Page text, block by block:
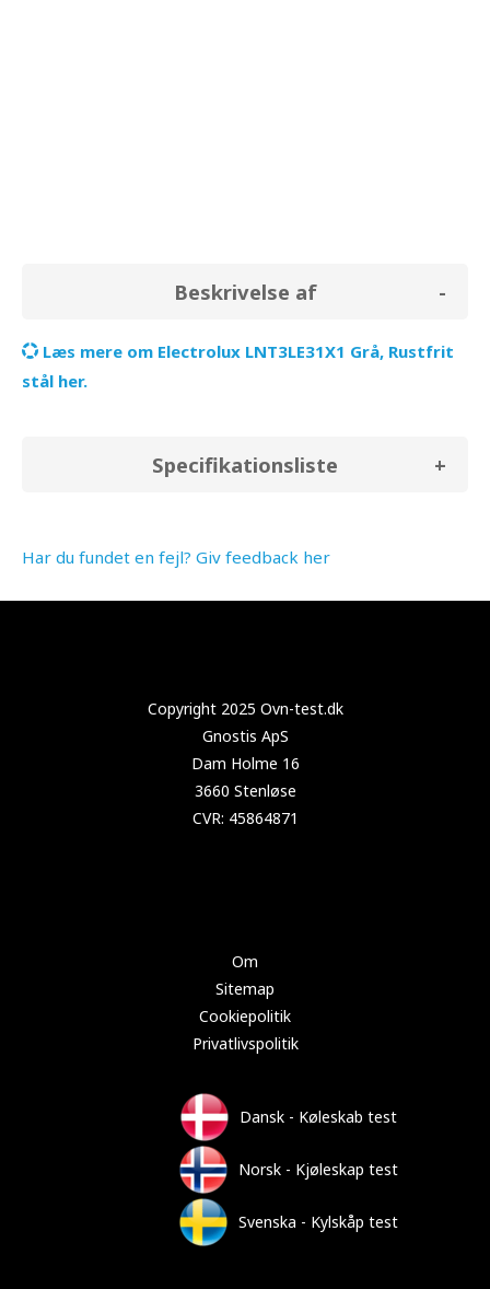
Beskrivelse af
Læs mere om Electrolux LNT3LE31X1 Grå, Rustfrit
stål her.
Specifikationsliste
Har du fundet en fejl? Giv feedback her
Om
Sitemap
Cookiepolitik
Privatlivspolitik
Dansk - Køleskab test
Norsk - Kjøleskap test
Svenska - Kylskåp test